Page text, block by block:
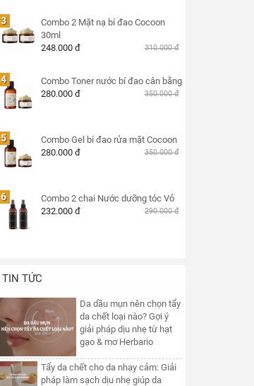
3
Combo 2 Mặt nạ bí đao Cocoon
30ml
248.000 đ
310.000 đ
4
Combo Toner nước bí đao cân bằng
280.000 đ
350.000 đ
5
Combo Gel bí đao rửa mặt Cocoon
280.000 đ
350.000 đ
6
Combo 2 chai Nước dưỡng tóc Vỏ
232.000 đ
290.000 đ
TIN TỨC
Da dầu mụn nên chọn tẩy
da chết loại nào? Gợi ý
giải pháp dịu nhẹ từ hạt
gạo & mơ Herbario
Tẩy da chết cho da nhạy cảm: Giải
pháp làm sạch dịu nhẹ giúp da